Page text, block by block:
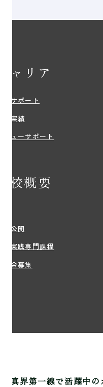
キャリア
就職サポート
就職実績
デビューサポート
学校概要
情報公開
職業実践専門課程
寄付金募集
写真界第一線で活躍中